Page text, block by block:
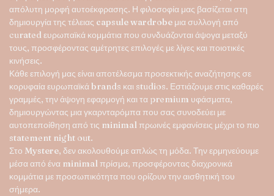
απόλυτη μορφή αυτοέκφρασης. Η φιλοσοφία μας βασίζεται στη
δημιουργία της τέλειας capsule wardrobe μια συλλογή από
curated ευρωπαϊκά κομμάτια που συνδυάζονται άψογα μεταξύ
τους, προσφέροντας αμέτρητες επιλογές με λίγες και ποιοτικές
κινήσεις.
Κάθε επιλογή μας είναι αποτέλεσμα προσεκτικής αναζήτησης σε
κορυφαία ευρωπαϊκά brands και studios. Εστιάζουμε στις καθαρές
γραμμές, την άψογη εφαρμογή και τα premium υφάσματα,
δημιουργώντας μια γκαρνταρόμπα που σας συνοδεύει με
αυτοπεποίθηση από τις minimal πρωινές εμφανίσεις μέχρι το πιο
statement night out.
Στο Mystere, δεν ακολουθούμε απλώς τη μόδα. Την ερμηνεύουμε
μέσα από ένα minimal πρίσμα, προσφέροντας διαχρονικά
κομμάτια με προσωπικότητα που ορίζουν την αισθητική του
σήμερα.